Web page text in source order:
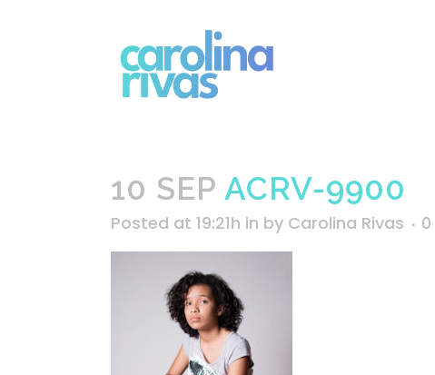
10 SEP ACRV-9900
Posted at 19:21h in by Carolina Rivas